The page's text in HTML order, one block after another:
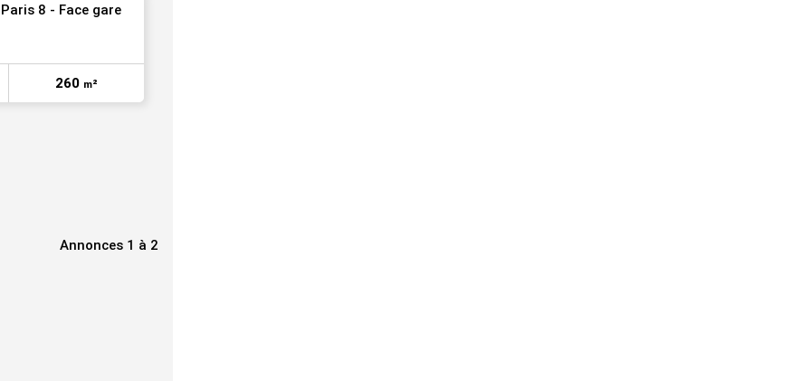
8 - Face gare
260 m²
Annonces 1 à 2